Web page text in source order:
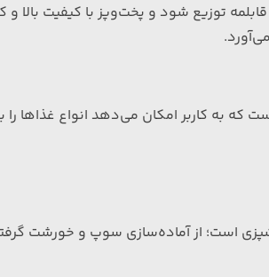
توزیع شود و پخت‌وپز با کیفیت بالا و
کاربر امکان می‌دهد انواع غذاها را به
است؛ از آماده‌سازی سوپ و خورشت